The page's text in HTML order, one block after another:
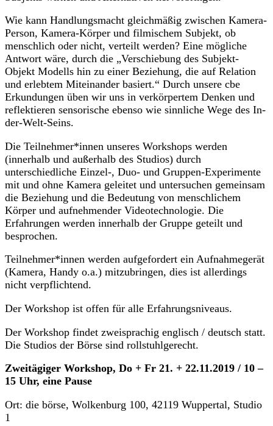
Wie kann Handlungsmacht gleichmäßig zwischen Kamera-
Person, Kamera-Körper und filmischem Subjekt, ob
menschlich oder nicht, verteilt werden? Eine mögliche
Antwort wäre, durch die „Verschiebung des Subjekt-
Objekt Modells hin zu einer Beziehung, die auf Relation
und erlebtem Miteinander basiert.“ Durch unsere cbe
Erkundungen üben wir uns in verkörpertem Denken und
reflektieren sensorische ebenso wie sinnliche Wege des In-
der-Welt-Seins.
Die Teilnehmer*innen unseres Workshops werden
(innerhalb und außerhalb des Studios) durch
unterschiedliche Einzel-, Duo- und Gruppen-Experimente
mit und ohne Kamera geleitet und untersuchen gemeinsam
die Beziehung und die Bedeutung von menschlichem
Körper und aufnehmender Videotechnologie. Die
Erfahrungen werden innerhalb der Gruppe geteilt und
besprochen.
Teilnehmer*innen werden aufgefordert ein Aufnahmegerät
(Kamera, Handy o.a.) mitzubringen, dies ist allerdings
nicht verpflichtend.
Der Workshop ist offen für alle Erfahrungsniveaus.
Der Workshop findet zweisprachig englisch / deutsch statt.
Die Studios der Börse sind rollstuhlgerecht.
Zweitägiger Workshop, Do + Fr 21. + 22.11.2019 / 10 –
15 Uhr, eine Pause
Ort: die börse, Wolkenburg 100, 42119 Wuppertal, Studio
1